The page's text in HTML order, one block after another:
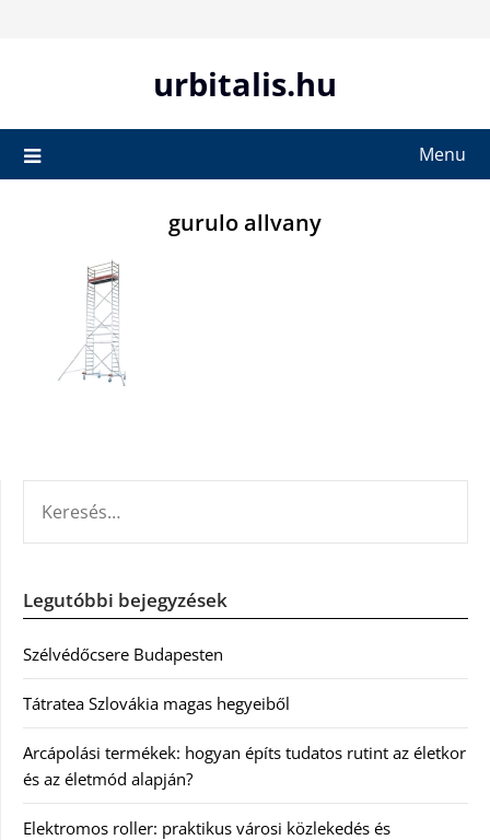
urbitalis.hu
Menu
gurulo allvany
Legutóbbi bejegyzések
Szélvédőcsere Budapesten
Tátratea Szlovákia magas hegyeiből
Arcápolási termékek: hogyan építs tudatos rutint az életkor
és az életmód alapján?
Elektromos roller: praktikus városi közlekedés és